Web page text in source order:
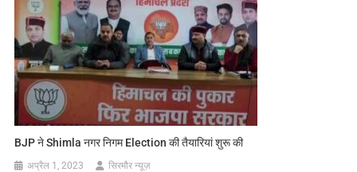
BJP ने Shimla नगर निगम Election की तैयारियां शुरू की
अप्रैल 1, 2023 सिरमौर न्यूज़